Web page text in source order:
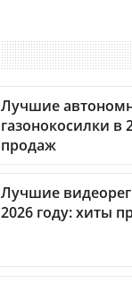
Лучшие
газонокосилки в
продаж
Лучшие
2026 году: хиты